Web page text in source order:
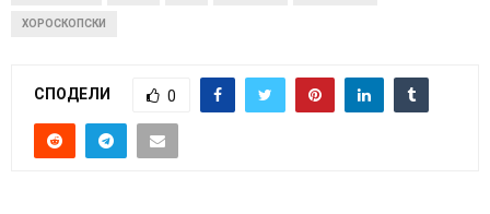
ХОРОСКОПСКИ
СПОДЕЛИ 0